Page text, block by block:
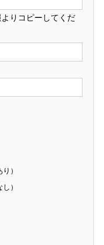
りコピーしてくだ
）
）